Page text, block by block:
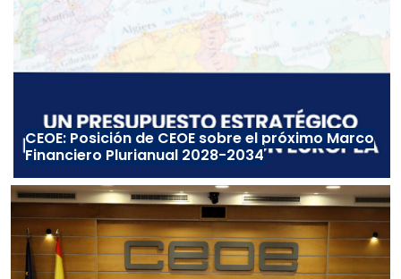
CEOE: Posición de CEOE sobre el próximo Marco
Financiero Plurianual 2028-2034